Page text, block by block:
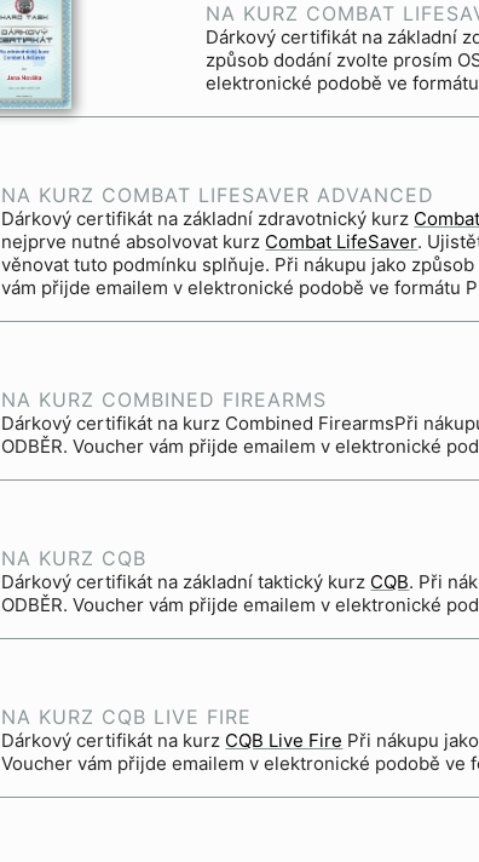
NA KURZ COMBAT
Dárkový certifikát na základní
způsob dodání zvolte prosím
elektronické podobě ve formátu
NA KURZ COMBAT LIFESAVER ADVANCED
Dárkový certifikát na základní zdravotnický kurz
nejprve nutné absolvovat kurz Combat LifeSaver.
věnovat tuto podmínku splňuje. Při nákupu jako způsob dodání zvolte prosím OSOBNÍ ODBĚR. Voucher
vám přijde emailem v elektronické podobě ve formátu
NA KURZ COMBINED FIREARMS
Dárkový certifikát na kurz Combined FirearmsPři
ODBĚR. Voucher vám přijde emailem v elektronické
NA KURZ CQB
Dárkový certifikát na základní taktický kurz CQB. Při nákupu jako způsob dodání zvolte prosím OSOBNÍ
ODBĚR. Voucher vám přijde emailem v elektronické
NA KURZ CQB LIVE FIRE
Dárkový certifikát na kurz CQB Live Fire Při nákupu
Voucher vám přijde emailem v elektronické podobě ve